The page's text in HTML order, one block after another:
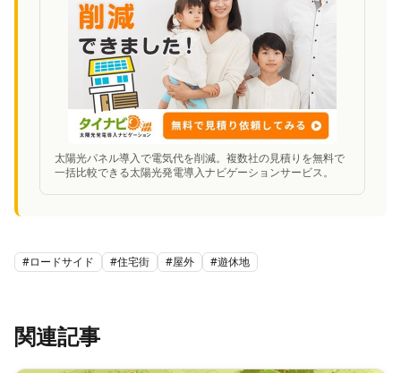
太陽光パネル導入で電気代を削減。複数社の見積りを無料で
一括比較できる太陽光発電導入ナビゲーションサービス。
#ロードサイド #住宅街 #屋外 #遊休地
関連記事